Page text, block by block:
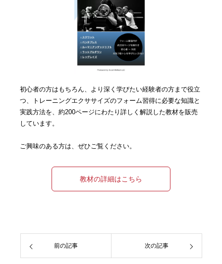
初心者の方はもちろん、より深く学びたい経験者の方まで役立
つ、トレーニングエクササイズのフォーム習得に必要な知識と
実践方法を、約200ページにわたり詳しく解説した教材を販売
しています。
ご興味のある方は、ぜひご覧ください。
教材の詳細はこちら
前の記事 次の記事